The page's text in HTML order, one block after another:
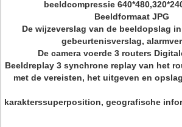
beeldcompressie
Beeldformaat JPG
De wijzeverslag van de beeldopslag
gebeurtenisverslag,
De camera voerde 3 routers
Beeldreplay 3 synchrone replay van het
met de vereisten, het uitgeven en
karakterssuperposition, geografische